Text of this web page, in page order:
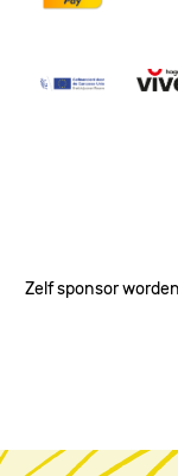
Image
Zelf sponsor